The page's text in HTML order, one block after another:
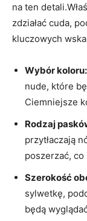
na ten
zdziałać cuda,
kluczowych
Wybór koloru:
nude, które
Ciemniejsze
Rodzaj
przytłaczają
poszerzać,
Szerokość
sylwetkę,
będą